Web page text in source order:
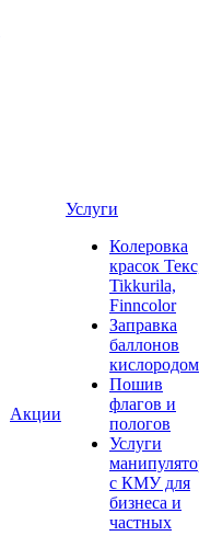
Акции
Услуги
Колеровка
красок
Tikkurila,
Finncolor
Заправка
баллонов
кислородом
Пошив
флагов и
пологов
Услуги
с КМУ для
бизнеса и
частных